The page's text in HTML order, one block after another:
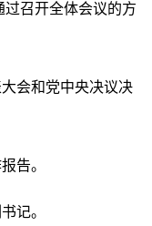
召开全体会议的方
会和党中央决议决
告。
记。